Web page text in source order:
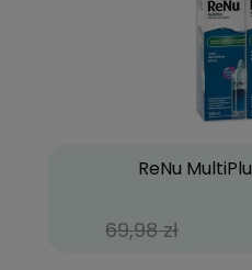
ReNu
69,98 zł